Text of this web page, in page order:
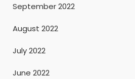
September 2022
August 2022
July 2022
June 2022